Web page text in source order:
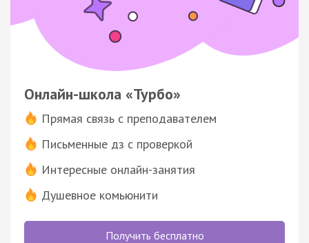
Онлайн-школа «Турбо»
Прямая связь с преподавателем
Письменные дз с проверкой
Интересные онлайн-занятия
Душевное комьюнити
Получить бесплатно